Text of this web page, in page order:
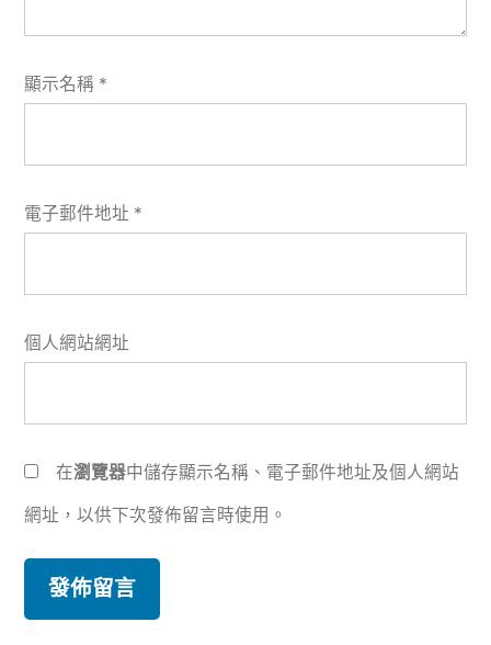
顯示名稱 *
電子郵件地址 *
個人網站網址
在瀏覽器中儲存顯示名稱、電子郵件地址及個人網站
網址，以供下次發佈留言時使用。